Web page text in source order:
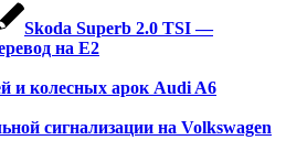
Skoda Superb 2.0 TSI —
на Е2
и колесных арок Audi A6
сигнализации на Volkswagen